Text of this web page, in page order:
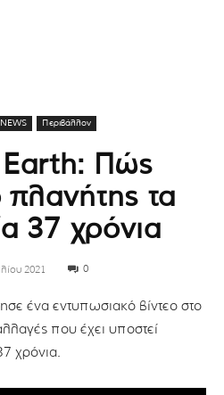
NEWS Περιβάλλον
Πώς
τα
37 χρόνια
2021 0
ένα εντυπωσιακό βίντεο στο
που έχει υποστεί
χρόνια.